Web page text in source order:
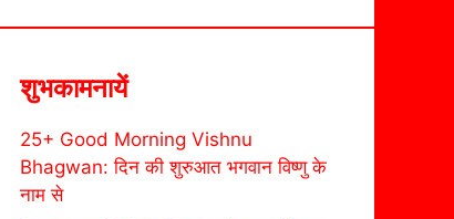
शुभकामनायें
25+ Good Morning Vishnu
Bhagwan: दिन की शुरुआत भगवान विष्णु के
नाम से